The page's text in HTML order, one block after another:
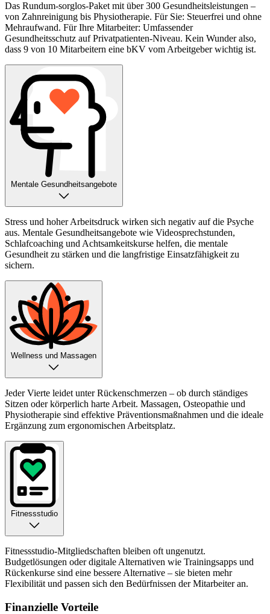
Das Rundum-sorglos-Paket mit über 300 Gesundheitsleistungen –
von Zahnreinigung bis Physiotherapie. Für Sie: Steuerfrei und ohne
Mehraufwand. Für Ihre Mitarbeiter: Umfassender
Gesundheitsschutz auf Privatpatienten-Niveau. Kein Wunder also,
dass 9 von 10 Mitarbeitern eine bKV vom Arbeitgeber wichtig ist.
Mentale Gesundheitsangebote
Stress und hoher Arbeitsdruck wirken sich negativ auf die Psyche
aus. Mentale Gesundheitsangebote wie Videosprechstunden,
Schlafcoaching und Achtsamkeitskurse helfen, die mentale
Gesundheit zu stärken und die langfristige Einsatzfähigkeit zu
sichern.
Wellness und Massagen
Jeder Vierte leidet unter Rückenschmerzen – ob durch ständiges
Sitzen oder körperlich harte Arbeit. Massagen, Osteopathie und
Physiotherapie sind effektive Präventionsmaßnahmen und die ideale
Ergänzung zum ergonomischen Arbeitsplatz.
Fitnessstudio
Fitnessstudio-Mitgliedschaften bleiben oft ungenutzt.
Budgetlösungen oder digitale Alternativen wie Trainingsapps und
Rückenkurse sind eine bessere Alternative – sie bieten mehr
Flexibilität und passen sich den Bedürfnissen der Mitarbeiter an.
Finanzielle Vorteile